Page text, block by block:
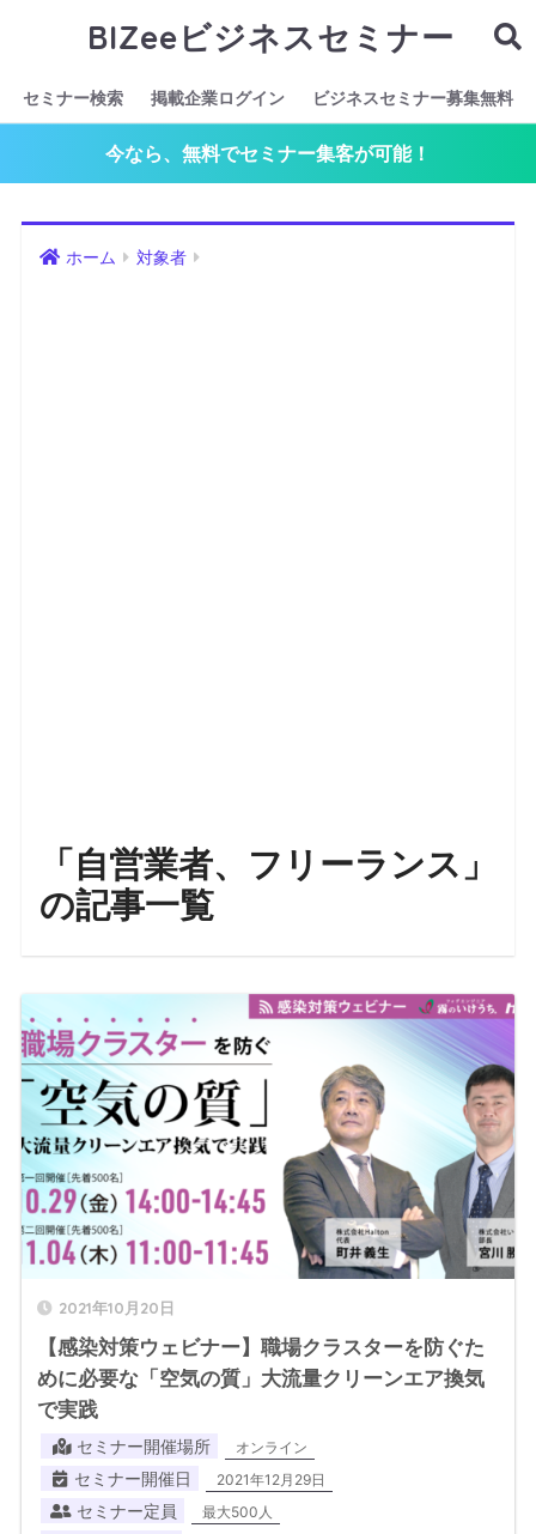
BIZeeビジネスセミナー
セミナー検索 掲載企業ログイン ビジネスセミナー募集無料
今なら、無料でセミナー集客が可能！
ホーム 対象者
「自営業者、フリーランス」
の記事一覧
2021年10月20日
【感染対策ウェビナー】職場クラスターを防ぐた
めに必要な「空気の質」大流量クリーンエア換気
で実践
セミナー開催場所 オンライン
セミナー開催日 2021年12月29日
セミナー定員 最大500人